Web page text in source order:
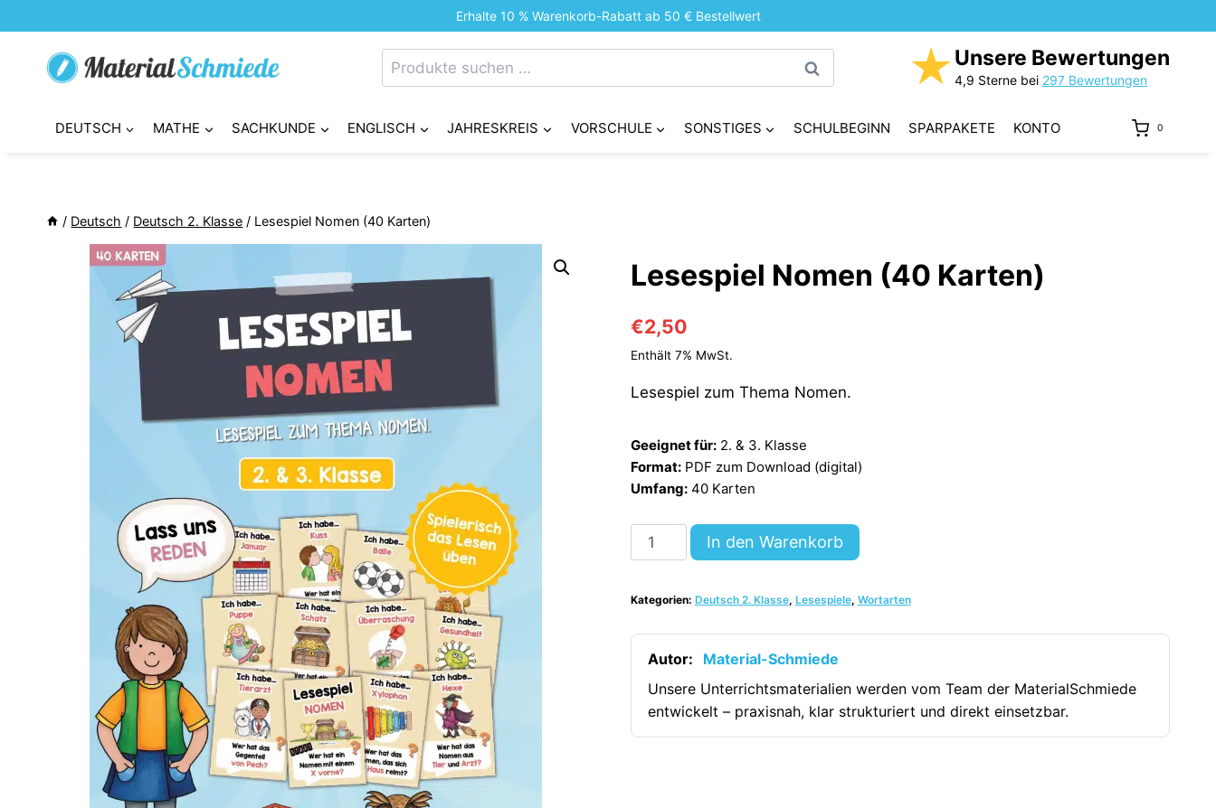
Inhalt
springen
Erhalte 10 % Warenkorb-Rabatt ab 50 € Bestellwert
Suchen
nach:
Suchen ★ Unsere Bewertungen
4,9 Sterne bei 297 Bewertungen
DEUTSCH MATHE SACHKUNDE ENGLISCH JAHRESKREIS VORSCHULE SONSTIGES SCHULBEGINN SPARPAKETE KONTO 0
/ Deutsch / Deutsch 2. Klasse / Lesespiel Nomen (40 Karten)
Lesespiel Nomen (40 Karten)
€2,50
Enthält 7% MwSt.
Lesespiel zum Thema Nomen.
Geeignet für: 2. & 3. Klasse
Format: PDF zum Download (digital)
Umfang: 40 Karten
Lesespiel
Nomen
Karten)
[Digital]
Menge
In den Warenkorb
Kategorien: Deutsch 2. Klasse, Lesespiele, Wortarten
Autor:
Material-Schmiede
Unsere Unterrichtsmaterialien werden vom Team der MaterialSchmiede
entwickelt – praxisnah, klar strukturiert und direkt einsetzbar.